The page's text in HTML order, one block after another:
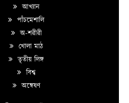
আখ্যান
পাঁচমেশালি
অ-শরীরী
খোলা মাঠ
তৃতীয় লিঙ্গ
বিশ্ব
অন্বেষণ